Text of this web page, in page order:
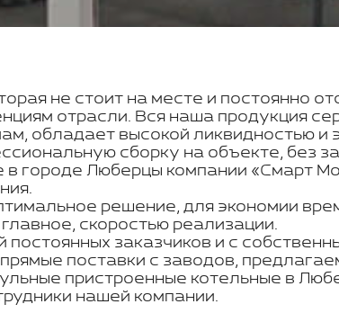
не стоит на месте и постоянно
отрасли. Вся наша продукция
обладает высокой ликвидностью
сборку на объекте, без
городе Люберцы компании «Смарт
решение, для экономии
скоростью реализации.
заказчиков и с
поставки с заводов,
пристроенные котельные в
нашей компании.